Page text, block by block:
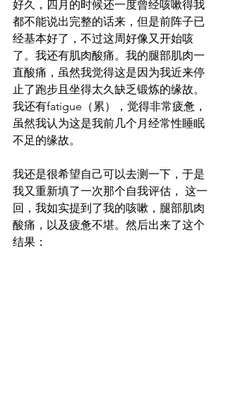
好久，四月的时候还一度曾经咳嗽得我
都不能说出完整的话来，但是前阵子已
经基本好了，不过这周好像又开始咳
了。我还有肌肉酸痛。我的腿部肌肉一
直酸痛，虽然我觉得这是因为我近来停
止了跑步且坐得太久缺乏锻炼的缘故。
我还有fatigue（累），觉得非常疲惫，
虽然我认为这是我前几个月经常性睡眠
不足的缘故。
我还是很希望自己可以去测一下，于是
我又重新填了一次那个自我评估， 这一
回，我如实提到了我的咳嗽，腿部肌肉
酸痛，以及疲惫不堪。然后出来了这个
结果：